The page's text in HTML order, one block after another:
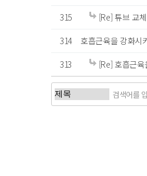
315
[Re] 튜브 교
314
호흡근육을 강화시
313
[Re] 호흡근